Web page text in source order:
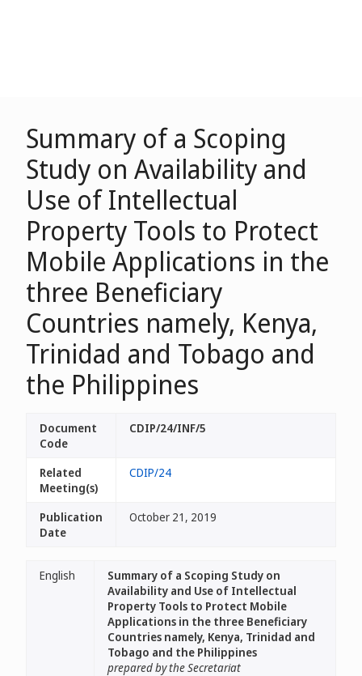
Summary of a Scoping
Study on Availability and
Use of Intellectual
Property Tools to Protect
Mobile Applications in the
three Beneficiary
Countries namely, Kenya,
Trinidad and Tobago and
the Philippines
Document
Code
CDIP/24/INF/5
Related
Meeting(s)
CDIP/24
Publication
Date
October 21, 2019
English
Summary of a Scoping Study on
Availability and Use of Intellectual
Property Tools to Protect Mobile
Applications in the three Beneficiary
Countries namely, Kenya, Trinidad and
Tobago and the Philippines
prepared by the Secretariat